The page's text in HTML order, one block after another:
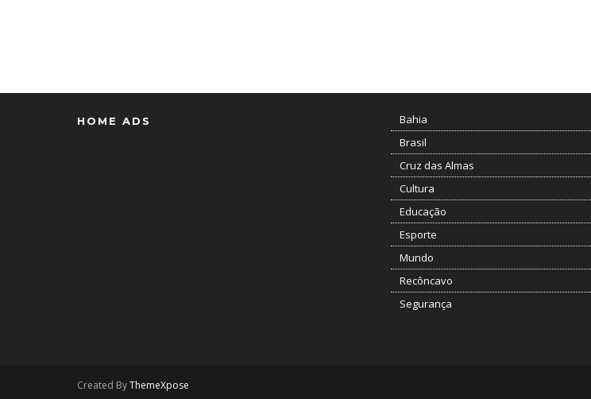
HOME ADS Bahia
Brasil
Cruz das Almas
Cultura
Educação
Esporte
Mundo
Recôncavo
Segurança
Created ByThemeXpose